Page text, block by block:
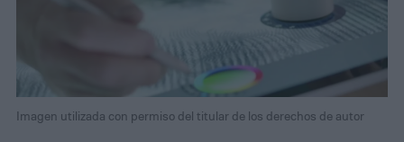
Imagen utilizada con permiso del titular de los derechos de autor